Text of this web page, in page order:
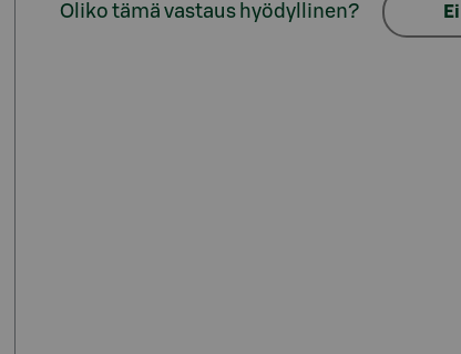
Oliko tämä vastaus hyödyllinen? Ei